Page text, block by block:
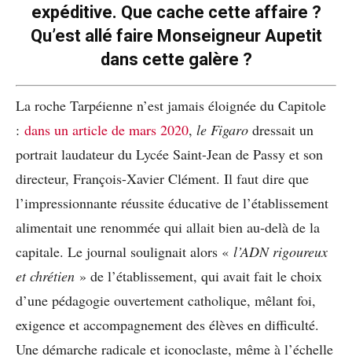
expéditive. Que cache cette affaire ?
Qu’est allé faire Monseigneur Aupetit
dans cette galère ?
La roche Tarpéienne n’est jamais éloignée du Capitole
: dans un article de mars 2020, le Figaro dressait un
portrait laudateur du Lycée Saint-Jean de Passy et son
directeur, François-Xavier Clément. Il faut dire que
l’impressionnante réussite éducative de l’établissement
alimentait une renommée qui allait bien au-delà de la
capitale. Le journal soulignait alors « l’ADN rigoureux
et chrétien » de l’établissement, qui avait fait le choix
d’une pédagogie ouvertement catholique, mêlant foi,
exigence et accompagnement des élèves en difficulté.
Une démarche radicale et iconoclaste, même à l’échelle